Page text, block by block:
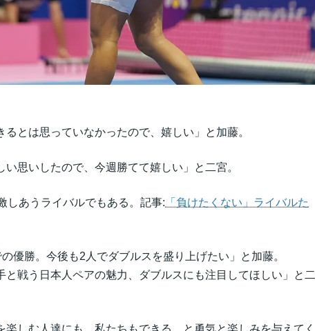
るとは思っていなかったので、嬉しい」と加藤。
い思いしたので、今週勝てて嬉しい」と二宮。
しあうライバルでもある。記事: 「負けたくない」ライバルた
優勝。今後も2人でダブルスを盛り上げたい」と加藤。
と戦う日本人ペアの魅力、ダブルスにも注目してほしい」と二
しむ人達にも、私たちもできる、と勇気と楽しみを与えてく